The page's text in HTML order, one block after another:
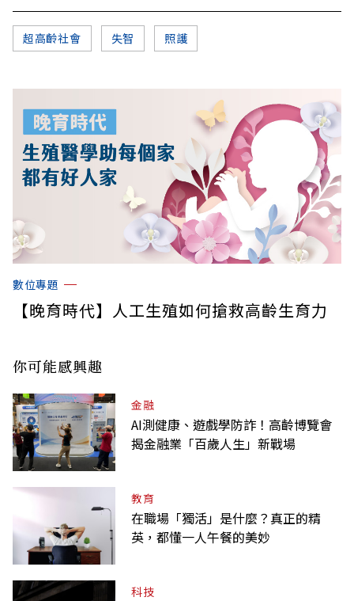
超高齡社會 失智 照護
數位專題
【晚育時代】人工生殖如何搶救高齡生育力
你可能感興趣
金融
AI測健康、遊戲學防詐！高齡博覽會
揭金融業「百歲人生」新戰場
教育
在職場「獨活」是什麼？真正的精
英，都懂一人午餐的美妙
科技